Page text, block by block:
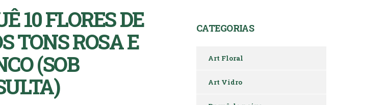
10 FLORES DE
TONS ROSA E
(SOB
CATEGORIAS
Art Floral
Art Vidro